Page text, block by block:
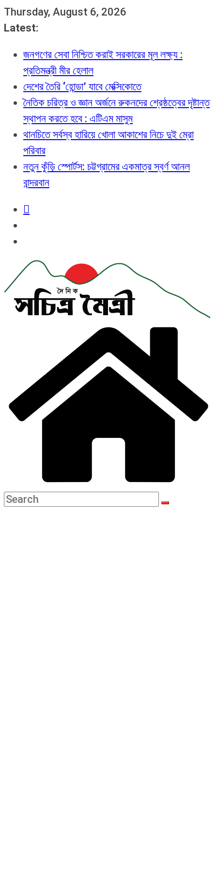
Thursday, August 6, 2026
Latest:
জনগণের সেবা নিশ্চিত করাই সরকারের মূল লক্ষ্য :
প্রতিমন্ত্রী মীর হেলাল
দেশের তৈরি ‘হোন্ডা’ যাবে মেক্সিকোতে
নৈতিক চরিত্র ও জ্ঞান অর্জনে রুকনদের শ্রেষ্ঠত্বের দৃষ্টান্ত
স্থাপন করতে হবে : এটিএম মাসুম
থানচিতে সর্বস্ব হারিয়ে খোলা আকাশের নিচে দুই ম্রো
পরিবার
নতুন কুঁড়ি স্পোর্টস: চট্টগ্রামের একমাত্র স্বর্ণ আনল
বান্দরবান